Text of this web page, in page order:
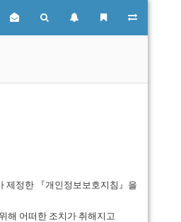
제정한 『개인정보보호지침』을
해 어떠한 조치가 취해지고